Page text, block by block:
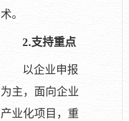
术。
2.支持重点
以企业申报
为主，面向企业
产业化项目，重